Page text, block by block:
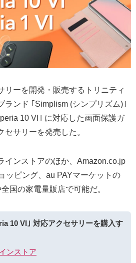
リーを開発・販売するトリニティ
ランド ｢Simplism (シンプリズム)｣
10 VI｣ に対応した画面保護ガ
サリーを発売した。
インストアのほか、Amazon.co.jp
ッピング、au PAYマーケットの
国の家電量販店で可能だ。
10 VI｣ 対応アクセサリーを購入す
ンストア